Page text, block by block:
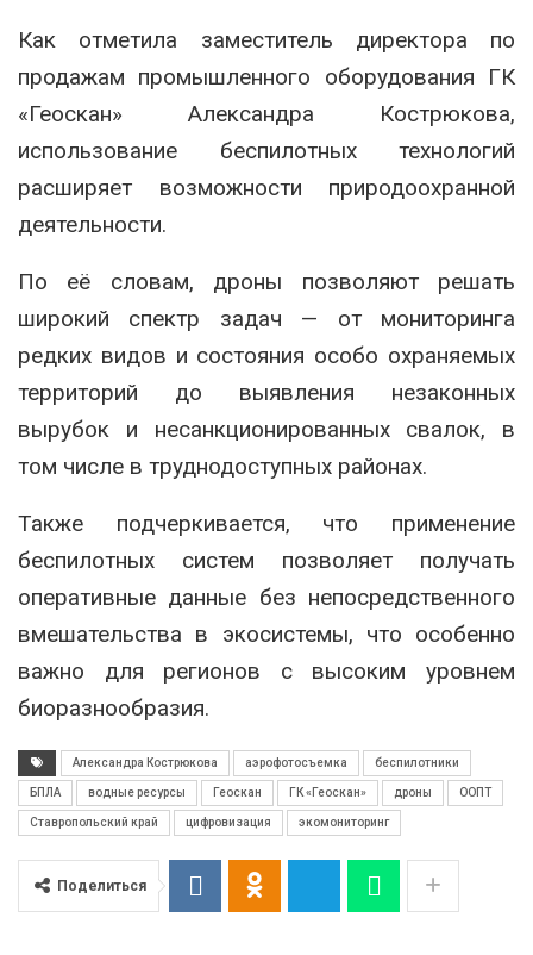
Как отметила заместитель директора по
продажам промышленного оборудования ГК
«Геоскан» Александра Кострюкова,
использование беспилотных технологий
расширяет возможности природоохранной
деятельности.
По её словам, дроны позволяют решать
широкий спектр задач — от мониторинга
редких видов и состояния особо охраняемых
территорий до выявления незаконных
вырубок и несанкционированных свалок, в
том числе в труднодоступных районах.
Также подчеркивается, что применение
беспилотных систем позволяет получать
оперативные данные без непосредственного
вмешательства в экосистемы, что особенно
важно для регионов с высоким уровнем
биоразнообразия.
Александра Кострюкова аэрофотосъемка беспилотники
БПЛА водные ресурсы Геоскан ГК «Геоскан» дроны ООПТ
Ставропольский край цифровизация экомониторинг
Поделиться